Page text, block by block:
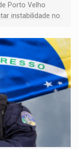
Porto Velho
instabilidade no